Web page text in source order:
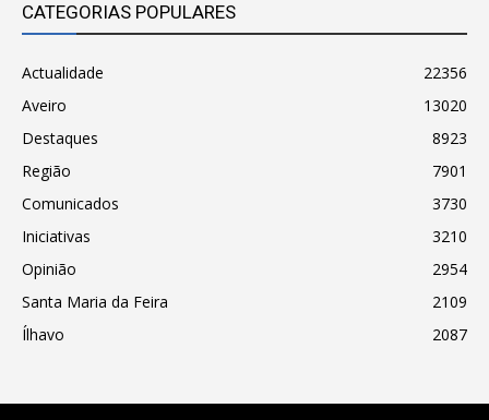
CATEGORIAS POPULARES
Actualidade
22356
Aveiro
13020
Destaques
8923
Região
7901
Comunicados
3730
Iniciativas
3210
Opinião
2954
Santa Maria da Feira
2109
Ílhavo
2087